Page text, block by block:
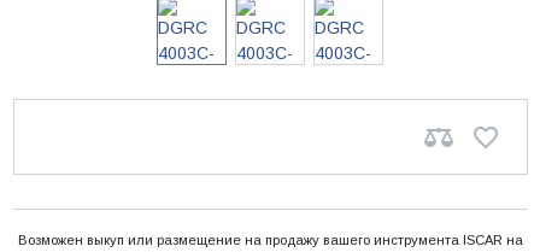
Возможен выкуп или размещение на продажу вашего инструмента ISCAR на